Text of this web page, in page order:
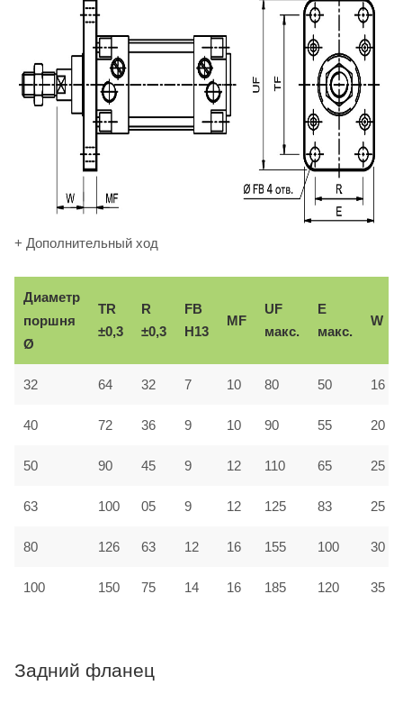
+ Дополнительный ход
Диаметр
поршня
Ø
TR
±0,3
R
±0,3
FB
H13
MF
UF
макс.
E
макс.
W
32 64 32 7 10 80 50 16
40 72 36 9 10 90 55 20
50 90 45 9 12 110 65 25
63 100 05 9 12 125 83 25
80 126 63 12 16 155 100 30
100 150 75 14 16 185 120 35
Задний фланец